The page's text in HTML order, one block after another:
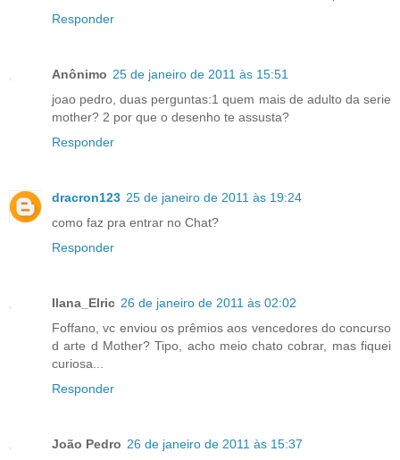
Responder
Anônimo 25 de janeiro de 2011 às 15:51
joao pedro, duas perguntas:1 quem mais de adulto da serie
mother? 2 por que o desenho te assusta?
Responder
dracron123 25 de janeiro de 2011 às 19:24
como faz pra entrar no Chat?
Responder
Ilana_Elric 26 de janeiro de 2011 às 02:02
Foffano, vc enviou os prêmios aos vencedores do concurso
d arte d Mother? Tipo, acho meio chato cobrar, mas fiquei
curiosa...
Responder
João Pedro 26 de janeiro de 2011 às 15:37